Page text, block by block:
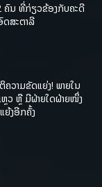
ຄົນ ທີ່ກ່ຽວຂ້ອງກັບຄະດີ
ດສະຕາລີ
ຄວາມຂັດແຍ່ງ! ພາຍໃນ
ຫຼວ ຫຼື ມີຝ່າຍໃດຝ່າຍໜຶ່ງ
ຍ້ງອີກຄັ້ງ